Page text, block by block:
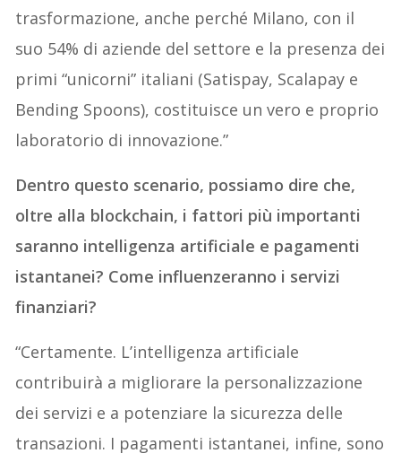
trasformazione, anche perché Milano, con il
suo 54% di aziende del settore e la presenza dei
primi “unicorni” italiani (Satispay, Scalapay e
Bending Spoons), costituisce un vero e proprio
laboratorio di innovazione.”
Dentro questo scenario, possiamo dire che,
oltre alla blockchain, i fattori più importanti
saranno intelligenza artificiale e pagamenti
istantanei? Come influenzeranno i servizi
finanziari?
“Certamente. L’intelligenza artificiale
contribuirà a migliorare la personalizzazione
dei servizi e a potenziare la sicurezza delle
transazioni. I pagamenti istantanei, infine, sono